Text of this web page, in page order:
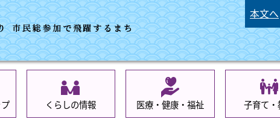
本文へ
くらしの情報 医療・健康・福祉 子育て